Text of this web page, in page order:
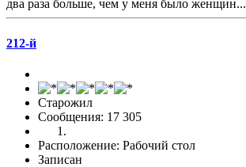
два раза больше, чем у меня было женщин...
212-й
Старожил
Сообщения: 17 305
Расположение: Рабочий стол
Записан